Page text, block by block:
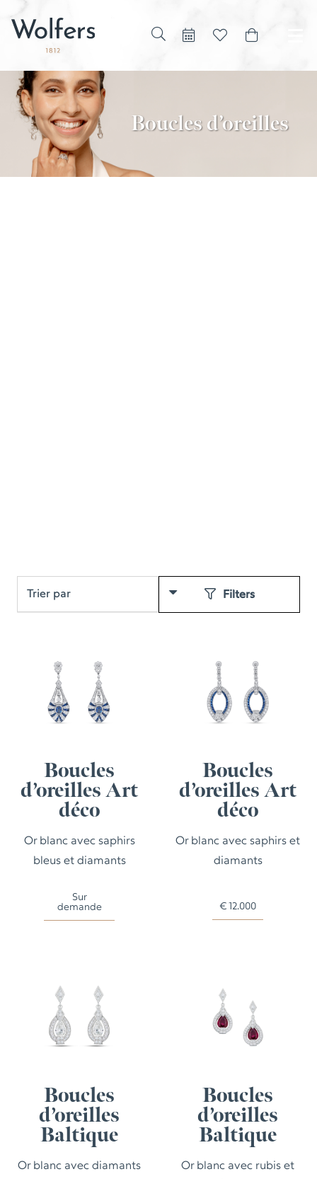
Boucles d’oreilles
Filters
Boucles
d’oreilles Art
déco
Or blanc avec saphirs
bleus et diamants
Sur
demande
Boucles
d’oreilles Art
déco
Or blanc avec saphirs et
diamants
€ 12.000
Boucles
d’oreilles
Baltique
Or blanc avec diamants
Boucles
d’oreilles
Baltique
Or blanc avec rubis et